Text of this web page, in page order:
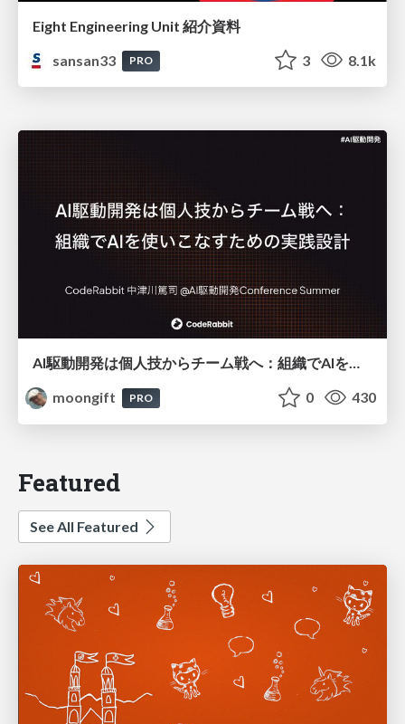
Eight Engineering Unit 紹介資料
sansan33
PRO 3 8.1k
AI駆動開発は個人技からチーム戦へ：組織でAIを使いこなすための実践設計
moongift
PRO 0 430
Featured
See All Featured